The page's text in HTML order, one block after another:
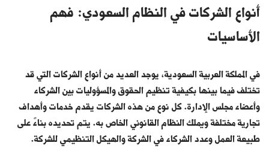
أنواع الشركات في النظام السعودي: فهم
الأساسيات
في المملكة العربية السعودية، يوجد العديد من أنواع الشركات التي قد
تختلف فيما بينها بكيفية تنظيم الحقوق والمسؤوليات بين الشركاء
وأعضاء مجلس الإدارة. كل نوع من هذه الشركات يقدم خدمات وأهداف
تجارية مختلفة ويملك النظام القانوني الخاص به. يتم تحديده بناءً على
طبيعة العمل وعدد الشركاء في الشركة والهيكل التنظيمي للشركة.